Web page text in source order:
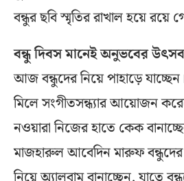
বন্ধুর ছবি স্মৃতির রাখাল হয়ে রয়ে
বন্ধু দিবস মানেই অনুভবের
আজ বন্ধুদের নিয়ে পাহাড়ে
মিলে সংগীতসন্ধ্যার আয়োজন
নওয়ারা নিজের হাতে কেক
মাজহারুল আবেদিন মারুফ